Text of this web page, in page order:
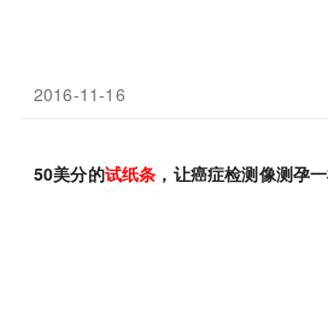
2016-11-16
50美分的试纸条 ，让癌症检测像测孕一